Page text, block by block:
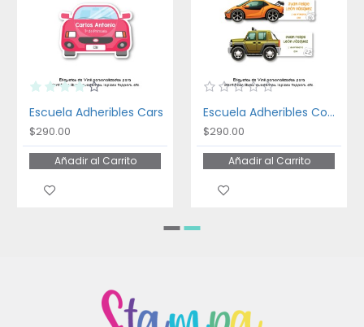
Escuela Adheribles Cars
$290.00
Añadir al Carrito
Escuela Adheribles Coches
$290.00
Añadir al Carrito